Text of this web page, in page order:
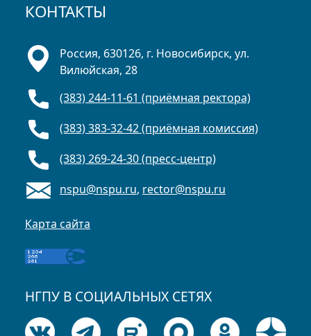
КОНТАКТЫ
Россия, 630126, г. Новосибирск, ул.
Вилюйская, 28
(383) 244-11-61 (приёмная ректора)
(383) 383-32-42 (приёмная комиссия)
(383) 269-24-30 (пресс-центр)
nspu@nspu.ru, rector@nspu.ru
Карта сайта
НГПУ В СОЦИАЛЬНЫХ СЕТЯХ